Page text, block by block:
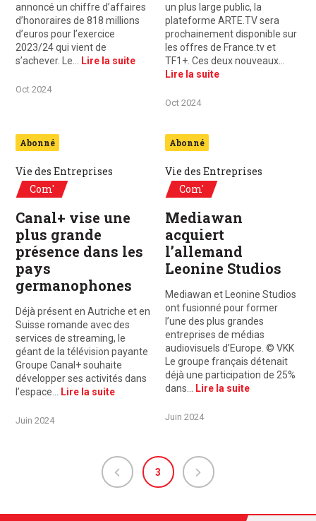
annoncé un chiffre d’affaires
d’honoraires de 818 millions
d’euros pour l’exercice
2023/24 qui vient de
s’achever. Le…
Lire la suite
Oct 2024
un plus large public, la
plateforme ARTE.TV sera
prochainement disponible sur
les offres de France.tv et
TF1+. Ces deux nouveaux…
Lire la suite
Oct 2024
Abonné
Vie des Entreprises
Com'
Canal+ vise une
plus grande
présence dans les
pays
germanophones
Déjà présent en Autriche et en
Suisse romande avec des
services de streaming, le
géant de la télévision payante
Groupe Canal+ souhaite
développer ses activités dans
l’espace…
Lire la suite
Juin 2024
Abonné
Vie des Entreprises
Com'
Mediawan
acquiert
l’allemand
Leonine Studios
Mediawan et Leonine Studios
ont fusionné pour former
l’une des plus grandes
entreprises de médias
audiovisuels d’Europe. © VKK
Le groupe français détenait
déjà une participation de 25%
dans…
Lire la suite
Juin 2024
3